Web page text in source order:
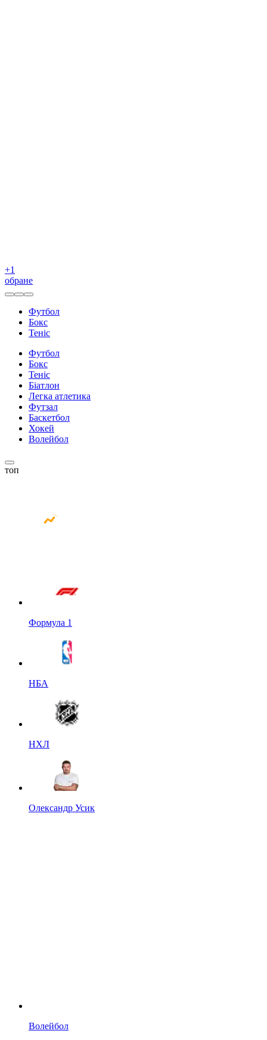
+1
обране
Футбол
Бокс
Теніс
Футбол
Бокс
Теніс
Біатлон
Легка атлетика
Футзал
Баскетбол
Хокей
Волейбол
топ
Формула 1
НБА
НХЛ
Олександр Усик
Волейбол